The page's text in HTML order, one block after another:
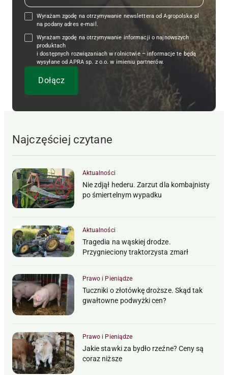
Wyrażam zgodę na otrzymywanie newslettera od Agropolska.pl
na podany adres e-mail.
Wyrażam zgodę na otrzymywanie informacji o najnowszych
produktach
i dostępnych rozwiązaniach w rolnictwie – informacje te będą
wysyłane od APRA sp. z o.o. w imieniu partnerów.
Najczęściej czytane
Aktualności
Nie zdjął hederu. Zarzut dla kombajnisty
po śmiertelnym wypadku
Aktualności
Tragedia na wąskiej drodze.
Przygnieciony traktorzysta zmarł
Prawo i Pieniądze
Tuczniki o złotówkę droższe. Skąd tak
gwałtowne podwyżki cen?
Prawo i Pieniądze
Jakie stawki za bydło rzeźne? Ceny są
coraz niższe